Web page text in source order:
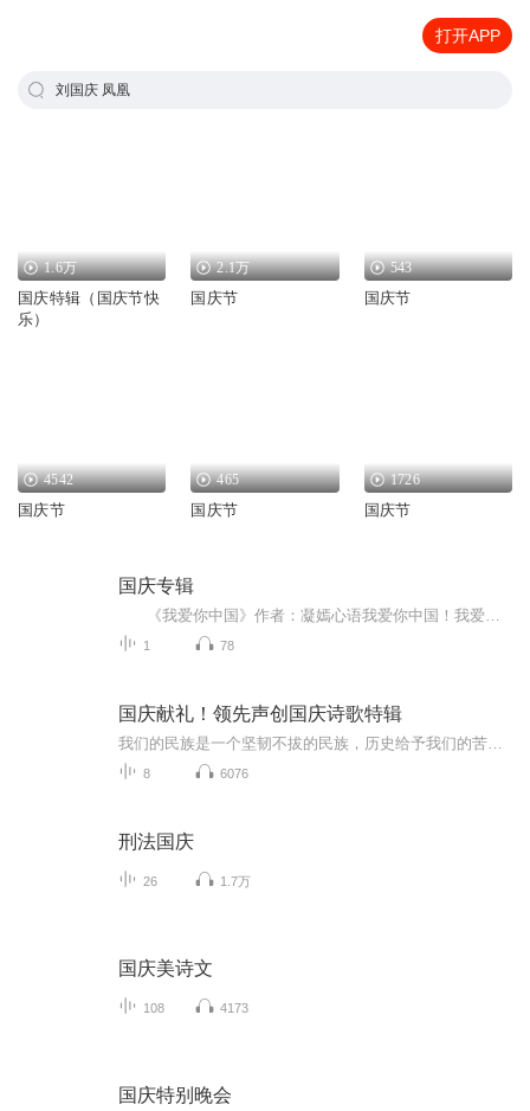
打开APP
刘国庆 凤凰
1.6万
国庆特辑（国庆节快
乐）
2.1万
国庆节
543
国庆节
4542
国庆节
465
国庆节
1726
国庆节
国庆专辑
1 78
国庆献礼！领先声创国庆诗歌特辑
8 6076
刑法国庆
26 1.7万
国庆美诗文
108 4173
国庆特别晚会